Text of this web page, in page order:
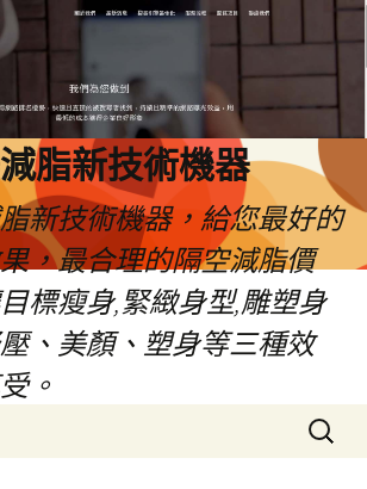
脂新技術機器
新技術機器，給您最好的
，最合理的隔空減脂價
標瘦身,緊緻身型,雕塑身
、美顏、塑身等三種效
。
搜
尋